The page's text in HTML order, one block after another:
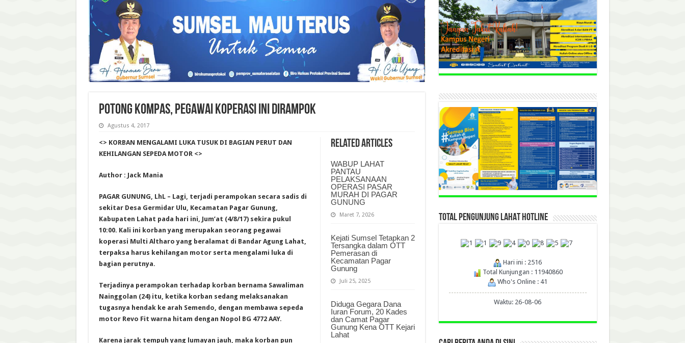
POTONG KOMPAS, PEGAWAI KOPERASI INI DIRAMPOK
Agustus 4, 2017
Related Articles
WABUP LAHAT
PANTAU
PELAKSANAAN
OPERASI PASAR
MURAH DI PAGAR
GUNUNG
Maret 7, 2026
Kejati Sumsel Tetapkan 2
Tersangka dalam OTT
Pemerasan di
Kecamatan Pagar
Gunung
Juli 25, 2025
Diduga Gegara Dana
Iuran Forum, 20 Kades
dan Camat Pagar
Gunung Kena OTT Kejari
Lahat
<> KORBAN MENGALAMI LUKA TUSUK DI BAGIAN PERUT DAN
KEHILANGAN SEPEDA MOTOR <>
Author : Jack Mania
PAGAR GUNUNG, LhL – Lagi, terjadi perampokan secara sadis di
sekitar Desa Germidar Ulu, Kecamatan Pagar Gunung,
Kabupaten Lahat pada hari ini, Jum’at (4/8/17) sekira pukul
10:00. Kali ini korban yang merupakan seorang pegawai
koperasi Multi Altharo yang beralamat di Bandar Agung Lahat,
terpaksa harus kehilangan motor serta mengalami luka di
bagian perutnya.
Terjadinya perampokan terhadap korban bernama Sawaliman
Nainggolan (24) itu, ketika korban sedang melaksanakan
tugasnya hendak ke arah Semendo, dengan membawa sepeda
motor Revo Fit warna hitam dengan Nopol BG 4772 AAY.
Karena jarak tempuh yang lumayan jauh, maka korban pun
TOTAL PENGUNJUNG LAHAT HOTLINE
Hari ini : 2516
Total Kunjungan : 11940860
Who's Online : 41
Waktu: 26-08-06